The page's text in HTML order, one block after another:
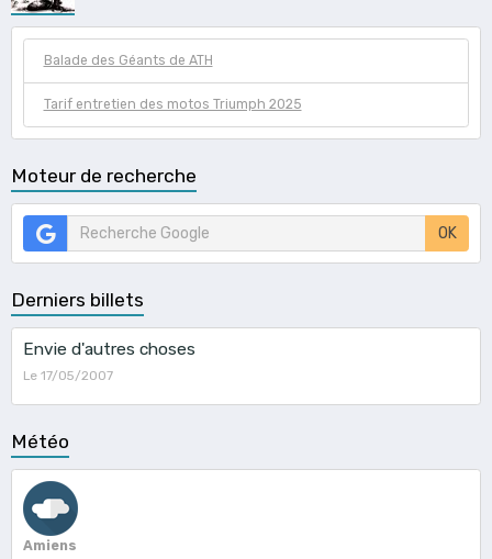
Balade des Géants de ATH
Tarif entretien des motos Triumph 2025
Moteur de recherche
OK
Derniers billets
Envie d'autres choses
Le 17/05/2007
Météo
Amiens